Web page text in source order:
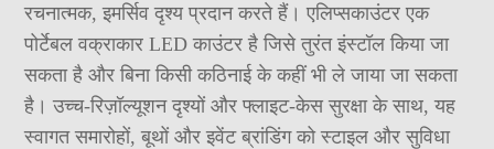
रचनात्मक, इमर्सिव दृश्य प्रदान करते हैं। एलिप्सकाउंटर एक
पोर्टेबल वक्राकार LED काउंटर है जिसे तुरंत इंस्टॉल किया जा
सकता है और बिना किसी कठिनाई के कहीं भी ले जाया जा सकता
है। उच्च-रिज़ॉल्यूशन दृश्यों और फ्लाइट-केस सुरक्षा के साथ, यह
स्वागत समारोहों, बूथों और इवेंट ब्रांडिंग को स्टाइल और सुविधा